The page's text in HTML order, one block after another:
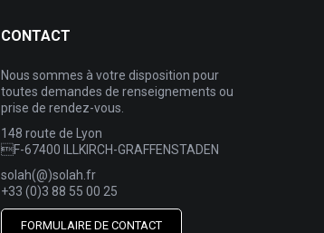
CONTACT
Nous sommes à votre disposition pour
toutes demandes de renseignements ou
prise de rendez-vous.
148 route de Lyon
F-67400 ILLKIRCH-GRAFFENSTADEN
solah(@)solah.fr
+33 (0)3 88 55 00 25
FORMULAIRE DE CONTACT